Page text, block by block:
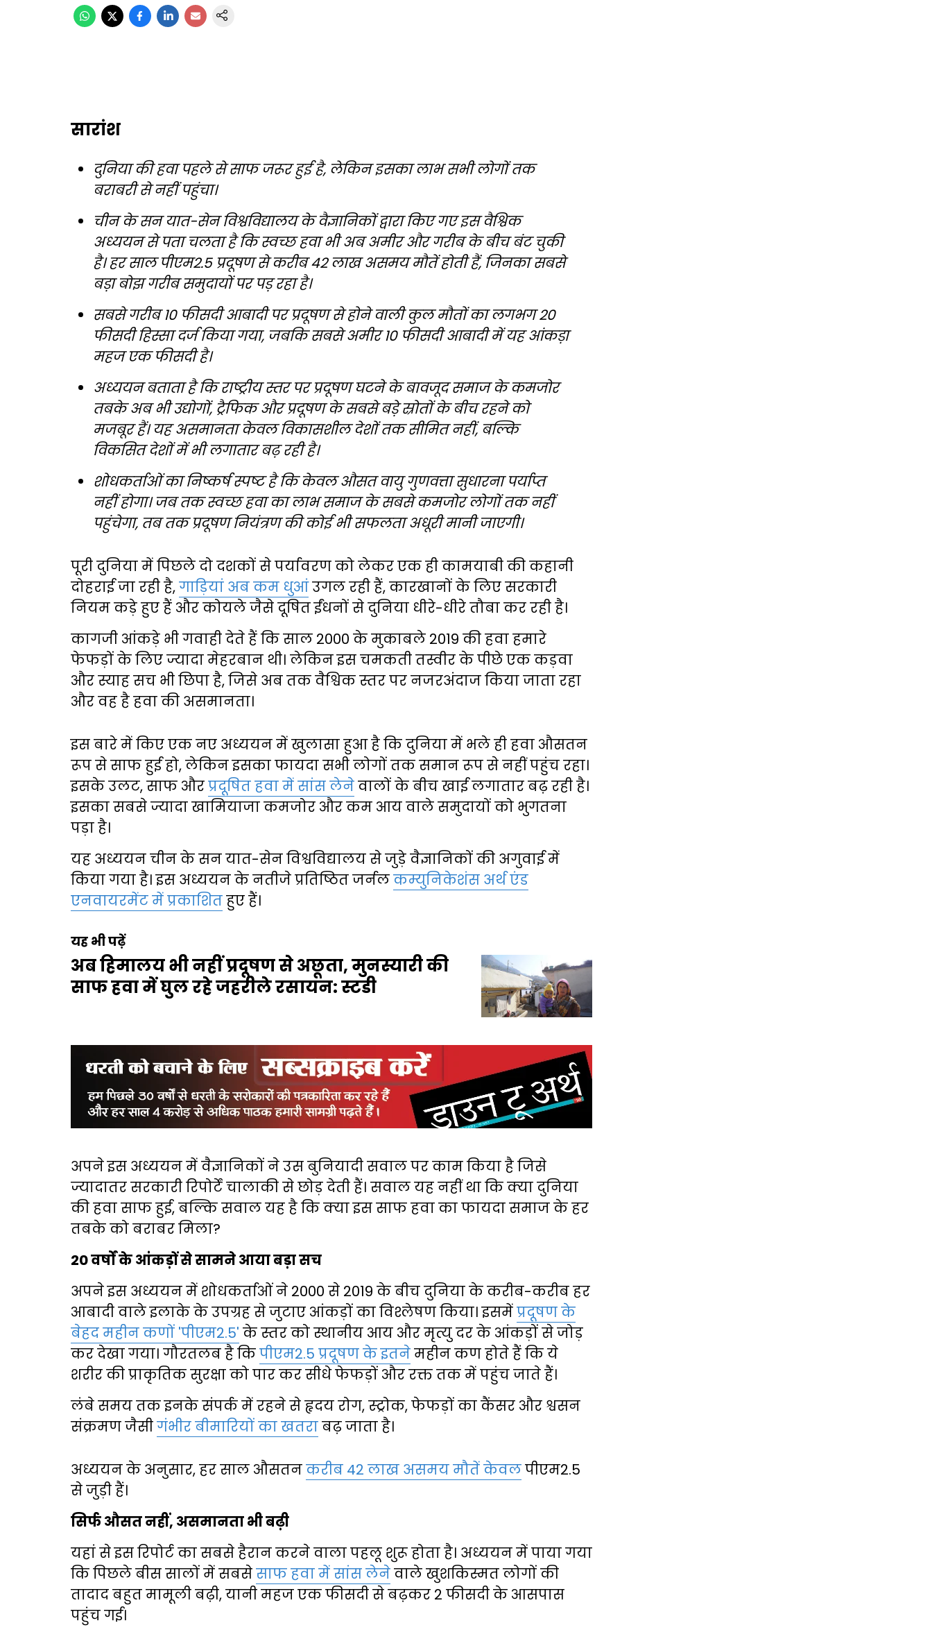
सारांश
दुनिया की हवा पहले से साफ जरूर हुई है, लेकिन इसका लाभ सभी लोगों तक
बराबरी से नहीं पहुंचा।
चीन के सन यात-सेन विश्वविद्यालय के वैज्ञानिकों द्वारा किए गए इस वैश्विक
अध्ययन से पता चलता है कि स्वच्छ हवा भी अब अमीर और गरीब के बीच बंट चुकी
है। हर साल पीएम2.5 प्रदूषण से करीब 42 लाख असमय मौतें होती हैं, जिनका सबसे
बड़ा बोझ गरीब समुदायों पर पड़ रहा है।
सबसे गरीब 10 फीसदी आबादी पर प्रदूषण से होने वाली कुल मौतों का लगभग 20
फीसदी हिस्सा दर्ज किया गया, जबकि सबसे अमीर 10 फीसदी आबादी में यह आंकड़ा
महज एक फीसदी है।
अध्ययन बताता है कि राष्ट्रीय स्तर पर प्रदूषण घटने के बावजूद समाज के कमजोर
तबके अब भी उद्योगों, ट्रैफिक और प्रदूषण के सबसे बड़े स्रोतों के बीच रहने को
मजबूर हैं। यह असमानता केवल विकासशील देशों तक सीमित नहीं, बल्कि
विकसित देशों में भी लगातार बढ़ रही है।
शोधकर्ताओं का निष्कर्ष स्पष्ट है कि केवल औसत वायु गुणवत्ता सुधारना पर्याप्त
नहीं होगा। जब तक स्वच्छ हवा का लाभ समाज के सबसे कमजोर लोगों तक नहीं
पहुंचेगा, तब तक प्रदूषण नियंत्रण की कोई भी सफलता अधूरी मानी जाएगी।
पूरी दुनिया में पिछले दो दशकों से पर्यावरण को लेकर एक ही कामयाबी की कहानी
दोहराई जा रही है,गाड़ियां अब कम धुआंउगल रही हैं, कारखानों के लिए सरकारी
नियम कड़े हुए हैं और कोयले जैसे दूषित ईंधनों से दुनिया धीरे-धीरे तौबा कर रही है।
कागजी आंकड़े भी गवाही देते हैं कि साल 2000 के मुकाबले 2019 की हवा हमारे
फेफड़ों के लिए ज्यादा मेहरबान थी। लेकिन इस चमकती तस्वीर के पीछे एक कड़वा
और स्याह सच भी छिपा है, जिसे अब तक वैश्विक स्तर पर नजरअंदाज किया जाता रहा
और वह है हवा की असमानता।
इस बारे में किए एक नए अध्ययन में खुलासा हुआ है कि दुनिया में भले ही हवा औसतन
रूप से साफ हुई हो, लेकिन इसका फायदा सभी लोगों तक समान रूप से नहीं पहुंच रहा।
इसके उलट, साफ औरप्रदूषित हवा में सांस लेनेवालों के बीच खाई लगातार बढ़ रही है।
इसका सबसे ज्यादा खामियाजा कमजोर और कम आय वाले समुदायों को भुगतना
पड़ा है।
यह अध्ययन चीन के सन यात-सेन विश्वविद्यालय से जुड़े वैज्ञानिकों की अगुवाई में
किया गया है। इस अध्ययन के नतीजे प्रतिष्ठित जर्नलकम्युनिकेशंस अर्थ एंड
एनवायरमेंट में प्रकाशितहुए हैं।
यह भी पढ़ें
अब हिमालय भी नहीं प्रदूषण से अछूता, मुनस्यारी की
साफ हवा में घुल रहे जहरीले रसायन: स्टडी
अपने इस अध्ययन में वैज्ञानिकों ने उस बुनियादी सवाल पर काम किया है जिसे
ज्यादातर सरकारी रिपोर्टें चालाकी से छोड़ देती हैं। सवाल यह नहीं था कि क्या दुनिया
की हवा साफ हुई, बल्कि सवाल यह है कि क्या इस साफ हवा का फायदा समाज के हर
तबके को बराबर मिला?
20 वर्षों के आंकड़ों से सामने आया बड़ा सच
अपने इस अध्ययन में शोधकर्ताओं ने 2000 से 2019 के बीच दुनिया के करीब-करीब हर
आबादी वाले इलाके के उपग्रह से जुटाए आंकड़ों का विश्लेषण किया। इसमेंप्रदूषण के
बेहद महीन कणों 'पीएम2.5' के स्तर को स्थानीय आय और मृत्यु दर के आंकड़ों से जोड़
कर देखा गया। गौरतलब है किपीएम2.5 प्रदूषण के इतनेमहीन कण होते हैं कि ये
शरीर की प्राकृतिक सुरक्षा को पार कर सीधे फेफड़ों और रक्त तक में पहुंच जाते हैं।
लंबे समय तक इनके संपर्क में रहने से हृदय रोग, स्ट्रोक, फेफड़ों का कैंसर और श्वसन
संक्रमण जैसीगंभीर बीमारियों का खतराबढ़ जाता है।
अध्ययन के अनुसार, हर साल औसतनकरीब 42 लाख असमय मौतें केवलपीएम2.5
से जुड़ी हैं।
सिर्फ औसत नहीं, असमानता भी बढ़ी
यहां से इस रिपोर्ट का सबसे हैरान करने वाला पहलू शुरू होता है। अध्ययन में पाया गया
कि पिछले बीस सालों में सबसेसाफ हवा में सांस लेनेवाले खुशकिस्मत लोगों की
तादाद बहुत मामूली बढ़ी, यानी महज एक फीसदी से बढ़कर 2 फीसदी के आसपास
पहुंच गई।